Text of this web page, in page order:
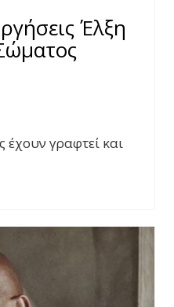
Έλξη
γραφτεί και